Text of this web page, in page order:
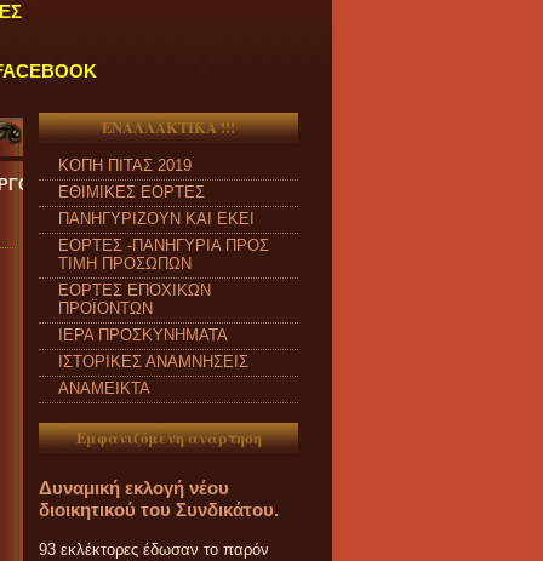
ΑΠΟ ΔΕΥΤΕΡΑ έως ΠΑΡΑΣΚΕΥΗ και από ώρα 09:00 π.μ. έως
ΕΝΑΛΛΑΚΤΙΚΑ !!!
ΚΟΠΗ ΠΙΤΑΣ 2019
ΕΘΙΜΙΚΕΣ ΕΟΡΤΕΣ
ΠΑΝΗΓΥΡΙΖΟΥΝ ΚΑΙ ΕΚΕΙ
ΕΟΡΤΕΣ -ΠΑΝΗΓΥΡΙΑ ΠΡΟΣ
ΤΙΜΗ ΠΡΟΣΩΠΩΝ
ΕΟΡΤΕΣ ΕΠΟΧΙΚΩΝ
ΠΡΟΪΟΝΤΩΝ
ΙΕΡΑ ΠΡΟΣΚΥΝΗΜΑΤΑ
ΙΣΤΟΡΙΚΕΣ ΑΝΑΜΝΗΣΕΙΣ
ΑΝΑΜΕΙΚΤΑ
Εμφανιζόμενη ανάρτηση
Δυναμική εκλογή νέου
διοικητικού του Συνδικάτου.
93 εκλέκτορες έδωσαν το παρόν